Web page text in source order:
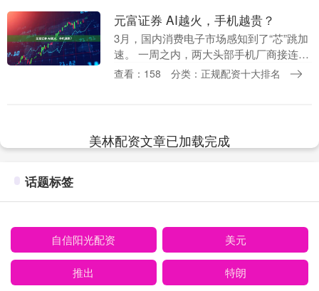
元富证券 AI越火，手机越贵？
3月，国内消费电子市场感知到了“芯”跳加
速。 一周之内，两大头部手机厂商接连官
宣涨价，拉开了终端成本传导的序幕：3月
查看：158 分类：正规配资十大排名
美林配资文章已加载完成
话题标签
自信阳光配资 美元
推出 特朗